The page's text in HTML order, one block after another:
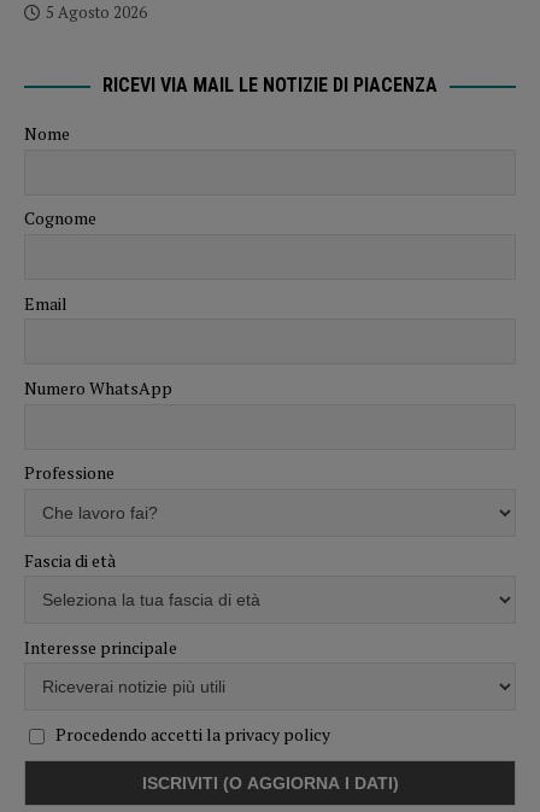
5 Agosto 2026
RICEVI VIA MAIL LE NOTIZIE DI PIACENZA
Nome
Cognome
Email
Numero WhatsApp
Professione
Fascia di età
Interesse principale
Procedendo accetti la privacy policy